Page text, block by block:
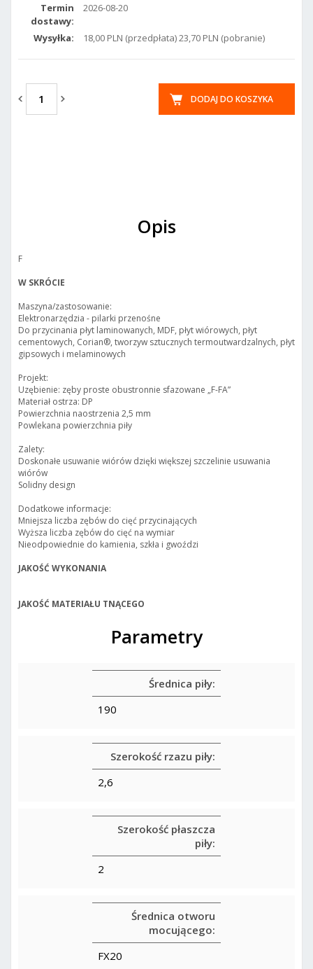
Termin
dostawy:
2026-08-20
Wysyłka: 18,00 PLN (przedpłata) 23,70 PLN (pobranie)
DODAJ DO KOSZYKA
Opis
F
W SKRÓCIE
Maszyna/zastosowanie:
Elektronarzędzia - pilarki przenośne
Do przycinania płyt laminowanych, MDF, płyt wiórowych, płyt
cementowych, Corian®, tworzyw sztucznych termoutwardzalnych, płyt
gipsowych i melaminowych
Projekt:
Uzębienie: zęby proste obustronnie sfazowane „F-FA”
Materiał ostrza: DP
Powierzchnia naostrzenia 2,5 mm
Powlekana powierzchnia piły
Zalety:
Doskonałe usuwanie wiórów dzięki większej szczelinie usuwania
wiórów
Solidny design
Dodatkowe informacje:
Mniejsza liczba zębów do cięć przycinających
Wyższa liczba zębów do cięć na wymiar
Nieodpowiednie do kamienia, szkła i gwoździ
JAKOŚĆ WYKONANIA
JAKOŚĆ MATERIAŁU TNĄCEGO
Parametry
Średnica piły:
190
Szerokość rzazu piły:
2,6
Szerokość płaszcza
piły:
2
Średnica otworu
mocującego:
FX20